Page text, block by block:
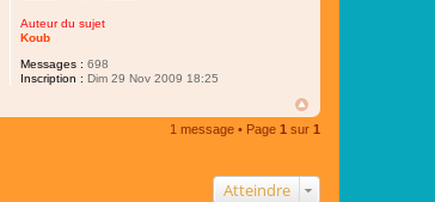
Auteur du sujet
Koub
Messages : 698
Inscription : Dim 29 Nov 2009 18:25
1 message • Page 1 sur 1
Atteindre